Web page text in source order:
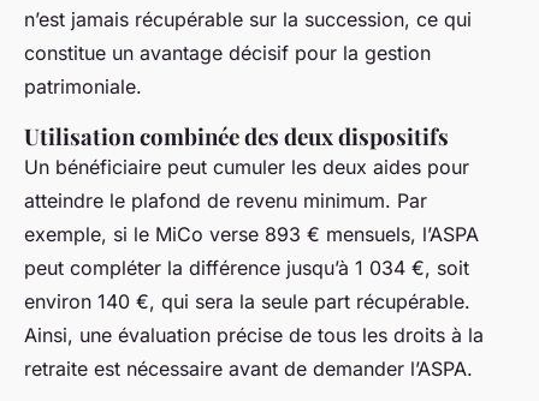
n’est jamais récupérable sur la succession, ce qui
constitue un avantage décisif pour la gestion
patrimoniale.
Utilisation combinée des deux dispositifs
Un bénéficiaire peut cumuler les deux aides pour
atteindre le plafond de revenu minimum. Par
exemple, si le MiCo verse 893 € mensuels, l’ASPA
peut compléter la différence jusqu’à 1 034 €, soit
environ 140 €, qui sera la seule part récupérable.
Ainsi, une évaluation précise de tous les droits à la
retraite est nécessaire avant de demander l’ASPA.